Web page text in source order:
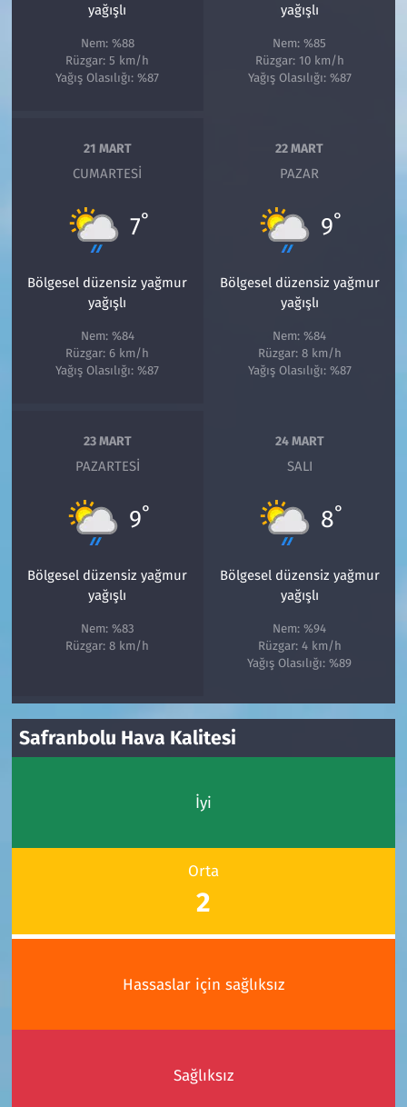
yağışlı
Nem: %88
Rüzgar: 5 km/h
Yağış Olasılığı: %87
yağışlı
Nem: %85
Rüzgar: 10 km/h
Yağış Olasılığı: %87
21 MART
CUMARTESI
7°
Bölgesel düzensiz yağmur
yağışlı
Nem: %84
Rüzgar: 6 km/h
Yağış Olasılığı: %87
22 MART
PAZAR
9°
Bölgesel düzensiz yağmur
yağışlı
Nem: %84
Rüzgar: 8 km/h
Yağış Olasılığı: %87
23 MART
PAZARTESI
9°
Bölgesel düzensiz yağmur
yağışlı
Nem: %83
Rüzgar: 8 km/h
24 MART
SALI
8°
Bölgesel düzensiz yağmur
yağışlı
Nem: %94
Rüzgar: 4 km/h
Yağış Olasılığı: %89
Safranbolu Hava Kalitesi
İyi
Orta
2
Hassaslar için sağlıksız
Sağlıksız